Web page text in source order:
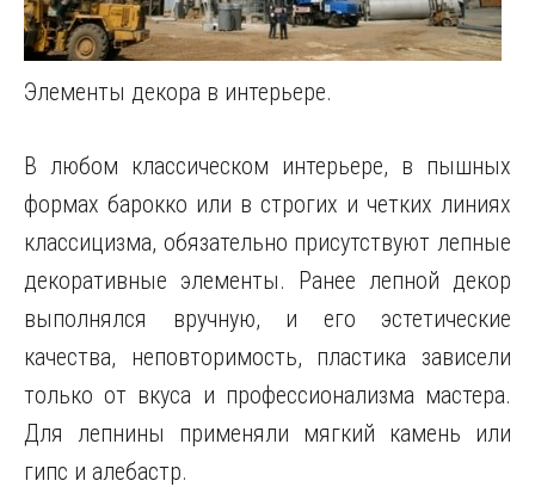
Элементы декора в интерьере.
В любом классическом интерьере, в пышных
формах барокко или в строгих и четких линиях
классицизма, обязательно присутствуют лепные
декоративные элементы. Ранее лепной декор
выполнялся вручную, и его эстетические
качества, неповторимость, пластика зависели
только от вкуса и профессионализмамастера.
Для лепнины применяли мягкий камень или
гипс и алебастр.